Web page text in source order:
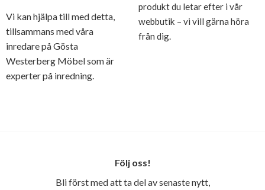
Vi kan hjälpa till med detta,
tillsammans med våra
inredare på Gösta
Westerberg Möbel som är
experter på inredning.
produkt du letar efter i vår
webbutik – vi vill gärna höra
från dig.
Följ oss!
Bli först med att ta del av senaste nytt,